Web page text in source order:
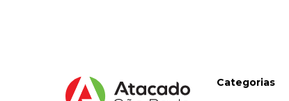
Categorias